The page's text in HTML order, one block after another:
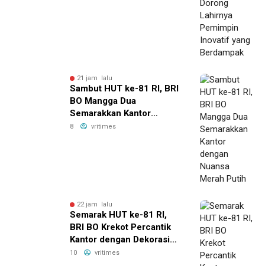
21 jam lalu
Sambut HUT ke-81 RI, BRI
BO Mangga Dua
Semarakkan Kantor
dengan Nuansa Merah
8 vritimes
22 jam lalu
Semarak HUT ke-81 RI,
BRI BO Krekot Percantik
Kantor dengan Dekorasi
Bernuansa Merah Putih
10 vritimes